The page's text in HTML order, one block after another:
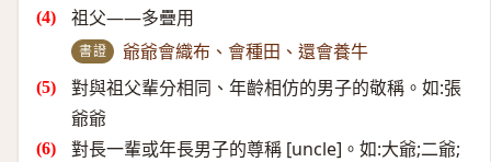
祖父——多疊用
書證 爺爺會織布、會種田、還會養牛
對與祖父輩分相同、年齡相仿的男子的敬稱。如:張
爺爺
對長一輩或年長男子的尊稱 [uncle]。如:大爺;二爺;